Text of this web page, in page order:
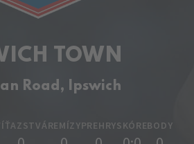
TOWN
Road, Ipswich
REMÍZYPREHRYSKÓREBODY